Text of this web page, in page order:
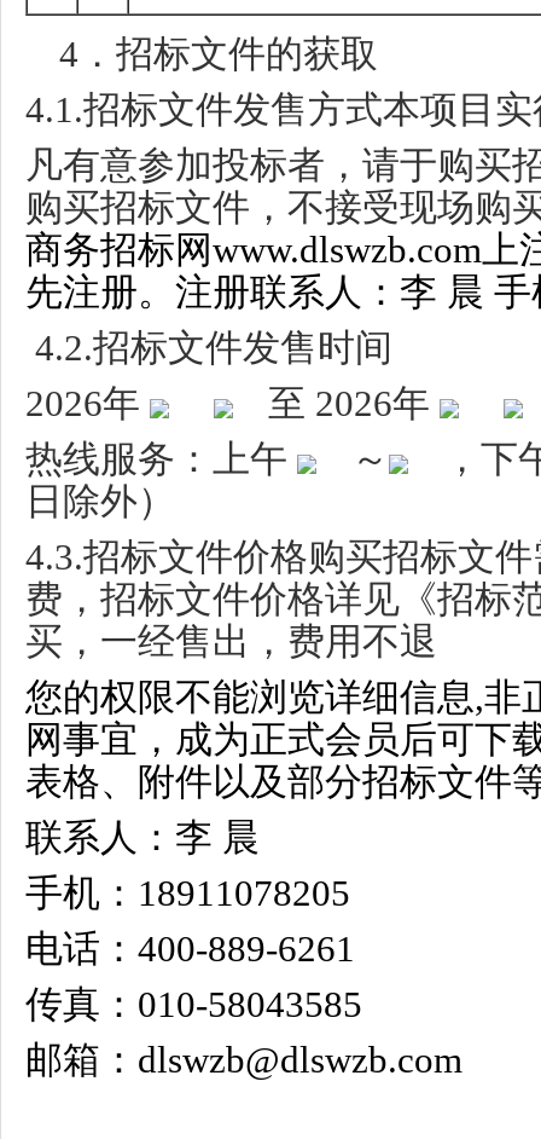
4 ．招标文件的获取
4.1.招标文件发售方式本项目
凡有意参加投标者，请于购买
购买招标文件，不接受现场购
商务招标网www.dlswzb.com
先注册。注册联系人：李 晨 手
4.2.招标文件发售时间
2026年 至 2026年
热线服务：上午
～
，下
日除外）
4.3.招标文件价格购买招标文
费，招标文件价格详见《招标
买，一经售出，费用不退
您的权限不能浏览详细信息,非
网事宜，成为正式会员后可下
表格、附件以及部分招标文件
联系人：李 晨
手机：18911078205
电话：400-889-6261
传真：010-58043585
邮箱：dlswzb@dlswzb.com